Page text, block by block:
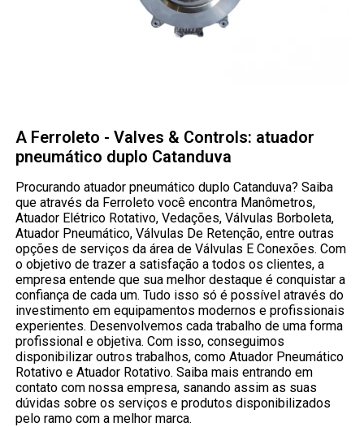
A Ferroleto - Valves & Controls: atuador
pneumático duplo Catanduva
Procurando atuador pneumático duplo Catanduva? Saiba
que através da Ferroleto você encontra Manômetros,
Atuador Elétrico Rotativo, Vedações, Válvulas Borboleta,
Atuador Pneumático, Válvulas De Retenção, entre outras
opções de serviços da área de Válvulas E Conexões. Com
o objetivo de trazer a satisfação a todos os clientes, a
empresa entende que sua melhor destaque é conquistar a
confiança de cada um. Tudo isso só é possível através do
investimento em equipamentos modernos e profissionais
experientes. Desenvolvemos cada trabalho de uma forma
profissional e objetiva. Com isso, conseguimos
disponibilizar outros trabalhos, como Atuador Pneumático
Rotativo e Atuador Rotativo. Saiba mais entrando em
contato com nossa empresa, sanando assim as suas
dúvidas sobre os serviços e produtos disponibilizados
pelo ramo com a melhor marca.